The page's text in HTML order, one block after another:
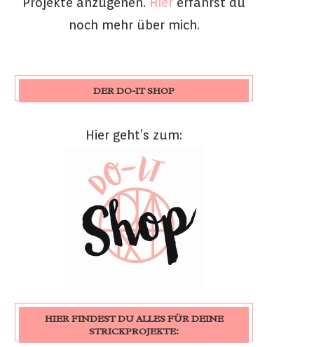
noch mehr über mich.
DER DO-IT SHOP
Hier geht’s zum:
HIER FINDEST DU ALLES FÜR DEINE
STRICKPROJEKTE: